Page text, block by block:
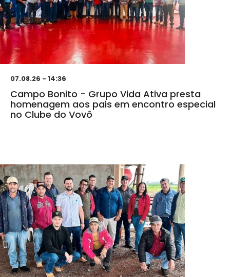
07.08.26 - 14:36
Campo Bonito - Grupo Vida Ativa presta
homenagem aos pais em encontro especial
no Clube do Vovô